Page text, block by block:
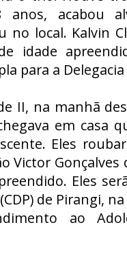
anos, acabou
no local. Kalvin
idade
para a
II, na manhã
em casa
Eles
Victor
Eles
de Pirangi,
ao